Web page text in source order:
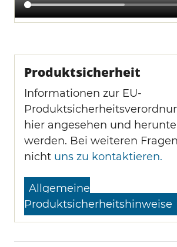
Produktsicherheit
Informationen zur EU-
hier angesehen und
werden. Bei weiteren
nicht uns zu kontaktieren.
Allgemeine
Produktsicherheitshinweise